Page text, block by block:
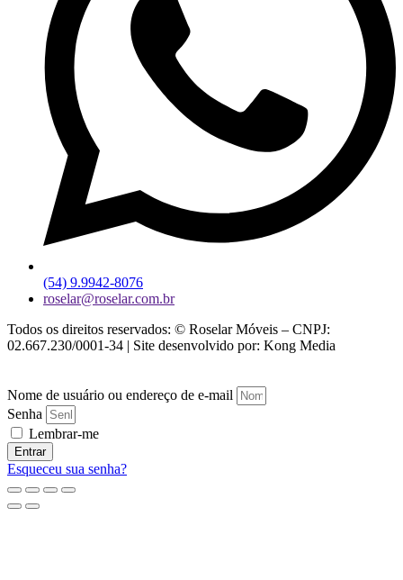
(54) 9.9942-8076
roselar@roselar.com.br
Todos os direitos reservados: © Roselar Móveis – CNPJ:
02.667.230/0001-34 | Site desenvolvido por: Kong Media
Nome de usuário ou endereço de e-mail
Senha
Lembrar-me
Entrar
Esqueceu sua senha?